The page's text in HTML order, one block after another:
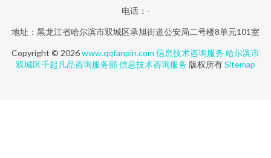
电话：-
地址：黑龙江省哈尔滨市双城区承旭街道公安局二号楼8单元101室
Copyright © 2026www.qqfanpin.com 信息技术咨询服务 哈尔滨市
双城区千起凡品咨询服务部信息技术咨询服务 版权所有Sitemap